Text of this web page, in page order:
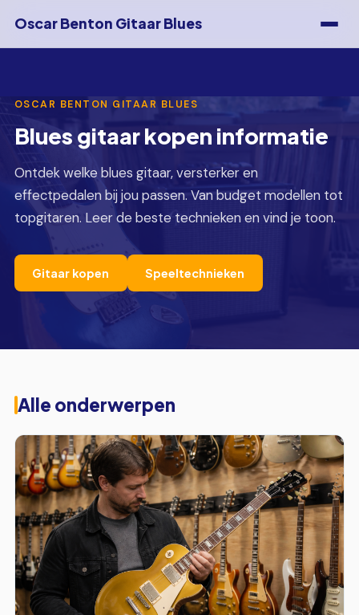
Oscar Benton Gitaar Blues
OSCAR BENTON GITAAR BLUES
Blues gitaar kopen informatie
Ontdek welke blues gitaar, versterker en
effectpedalen bij jou passen. Van budget modellen tot
topgitaren. Leer de beste technieken en vind je toon.
Gitaar kopen Speeltechnieken
Alle onderwerpen